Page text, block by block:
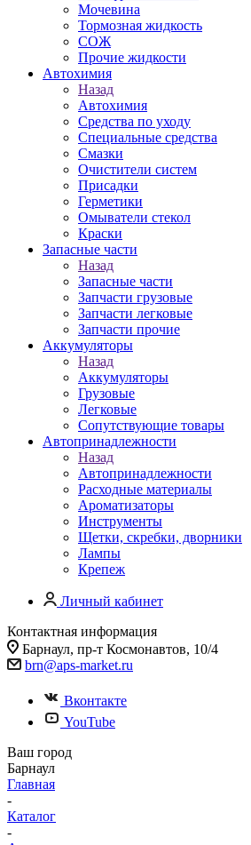
Мочевина
Тормозная жидкость
СОЖ
Прочие жидкости
Автохимия
Назад
Автохимия
Средства по уходу
Специальные средства
Смазки
Очистители систем
Присадки
Герметики
Омыватели стекол
Краски
Запасные части
Назад
Запасные части
Запчасти грузовые
Запчасти легковые
Запчасти прочие
Аккумуляторы
Назад
Аккумуляторы
Грузовые
Легковые
Сопутствующие товары
Автопринадлежности
Назад
Автопринадлежности
Расходные материалы
Ароматизаторы
Инструменты
Щетки, скребки, дворники
Лампы
Крепеж
Личный кабинет
Контактная информация
Барнаул, пр-т Космонавтов, 10/4
brn@aps-market.ru
Вконтакте
YouTube
Ваш город
Барнаул
Главная
-
Каталог
-